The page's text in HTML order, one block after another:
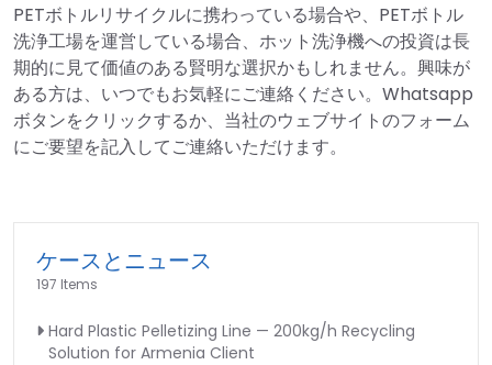
PETボトルリサイクルに携わっている場合や、PETボトル
洗浄工場を運営している場合、ホット洗浄機への投資は長
期的に見て価値のある賢明な選択かもしれません。興味が
ある方は、いつでもお気軽にご連絡ください。Whatsapp
ボタンをクリックするか、当社のウェブサイトのフォーム
にご要望を記入してご連絡いただけます。
ケースとニュース
197 Items
Hard Plastic Pelletizing Line — 200kg/h Recycling
Solution for Armenia Client